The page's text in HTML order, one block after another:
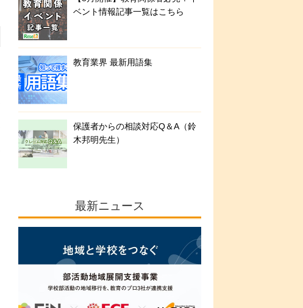
ベント情報記事一覧はこちら
教育業界 最新用語集
保護者からの相談対応Q＆A（鈴
木邦明先生）
最新ニュース